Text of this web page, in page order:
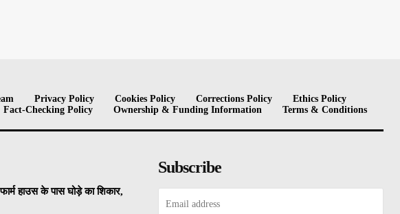
Privacy Policy Cookies Policy Corrections Policy
Ethics Policy
Fact-Checking Policy
Ownership & Funding Information Terms & Conditions
हाउस के पास घोड़े का शिकार,
Subscribe